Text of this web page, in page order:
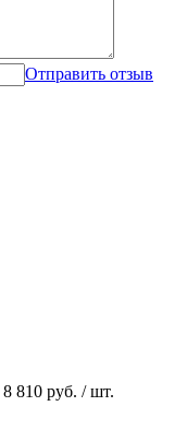
Отправить отзыв
8 810 руб. / шт.